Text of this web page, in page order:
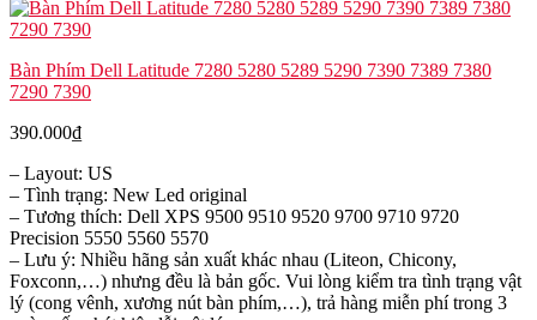
Bàn Phím Dell Latitude 7280 5280 5289 5290 7390 7389 7380
7290 7390
390.000₫
– Layout: US
– Tình trạng: New Led original
– Tương thích: Dell XPS 9500 9510 9520 9700 9710 9720
Precision 5550 5560 5570
– Lưu ý: Nhiều hãng sản xuất khác nhau (Liteon, Chicony,
Foxconn,…) nhưng đều là bản gốc. Vui lòng kiểm tra tình trạng vật
lý (cong vênh, xương nút bàn phím,…), trả hàng miễn phí trong 3